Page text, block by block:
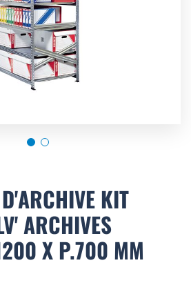
KIT
ARCHIVES
X P.700 MM